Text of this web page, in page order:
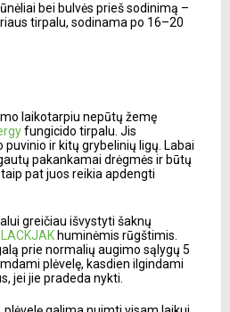
bei bulvės prieš sodinimą –
tirpalu, sodinama po 16–20
laikotarpiu nepūtų žemę
fungicido tirpalu. Jis
ir kitų grybelinių ligų. Labai
pakankamai drėgmės ir būtų
pat juos reikia apdengti
greičiau išvystyti šaknų
huminėmis rūgštimis.
prie normalių augimo sąlygų 5
plėvelę, kasdien ilgindami
jei jie pradeda nykti.